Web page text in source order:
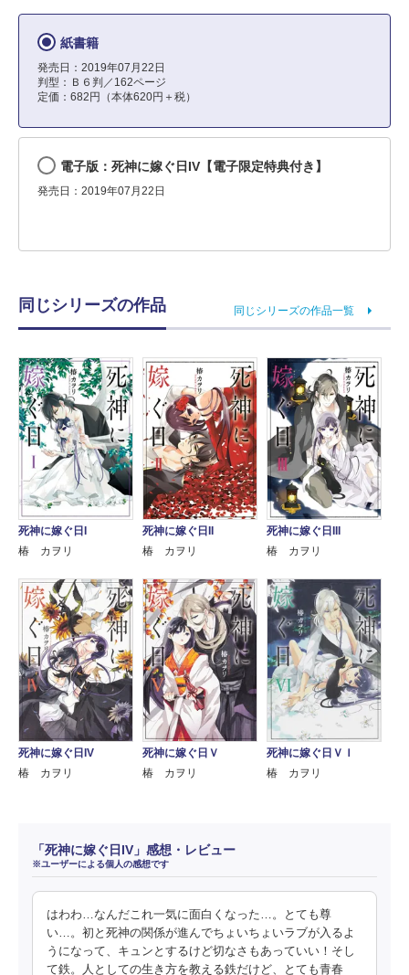
紙書籍
発売日：2019年07月22日
判型：Ｂ６判／162ページ
定価：682円（本体620円＋税）
電子版：死神に嫁ぐ日IV【電子限定特典付き】
発売日：2019年07月22日
同じシリーズの作品 同じシリーズの作品一覧
死神に嫁ぐ日I
椿 カヲリ
死神に嫁ぐ日II
椿 カヲリ
死神に嫁ぐ日III
椿 カヲリ
死神に嫁ぐ日IV
椿 カヲリ
死神に嫁ぐ日Ｖ
椿 カヲリ
死神に嫁ぐ日ＶＩ
椿 カヲリ
「死神に嫁ぐ日IV」感想・レビュー
※ユーザーによる個人の感想です
はわわ…なんだこれ一気に面白くなった…。とても尊
い…。初と死神の関係が進んでちょいちょいラブが入るよ
うになって、キュンとするけど切なさもあっていい！そし
て鉄。人としての生き方を教える鉄だけど、とても青春